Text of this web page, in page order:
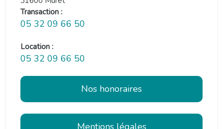
Transaction :
05 32 09 66 50
Location :
05 32 09 66 50
Nos honoraires
Mentions légales